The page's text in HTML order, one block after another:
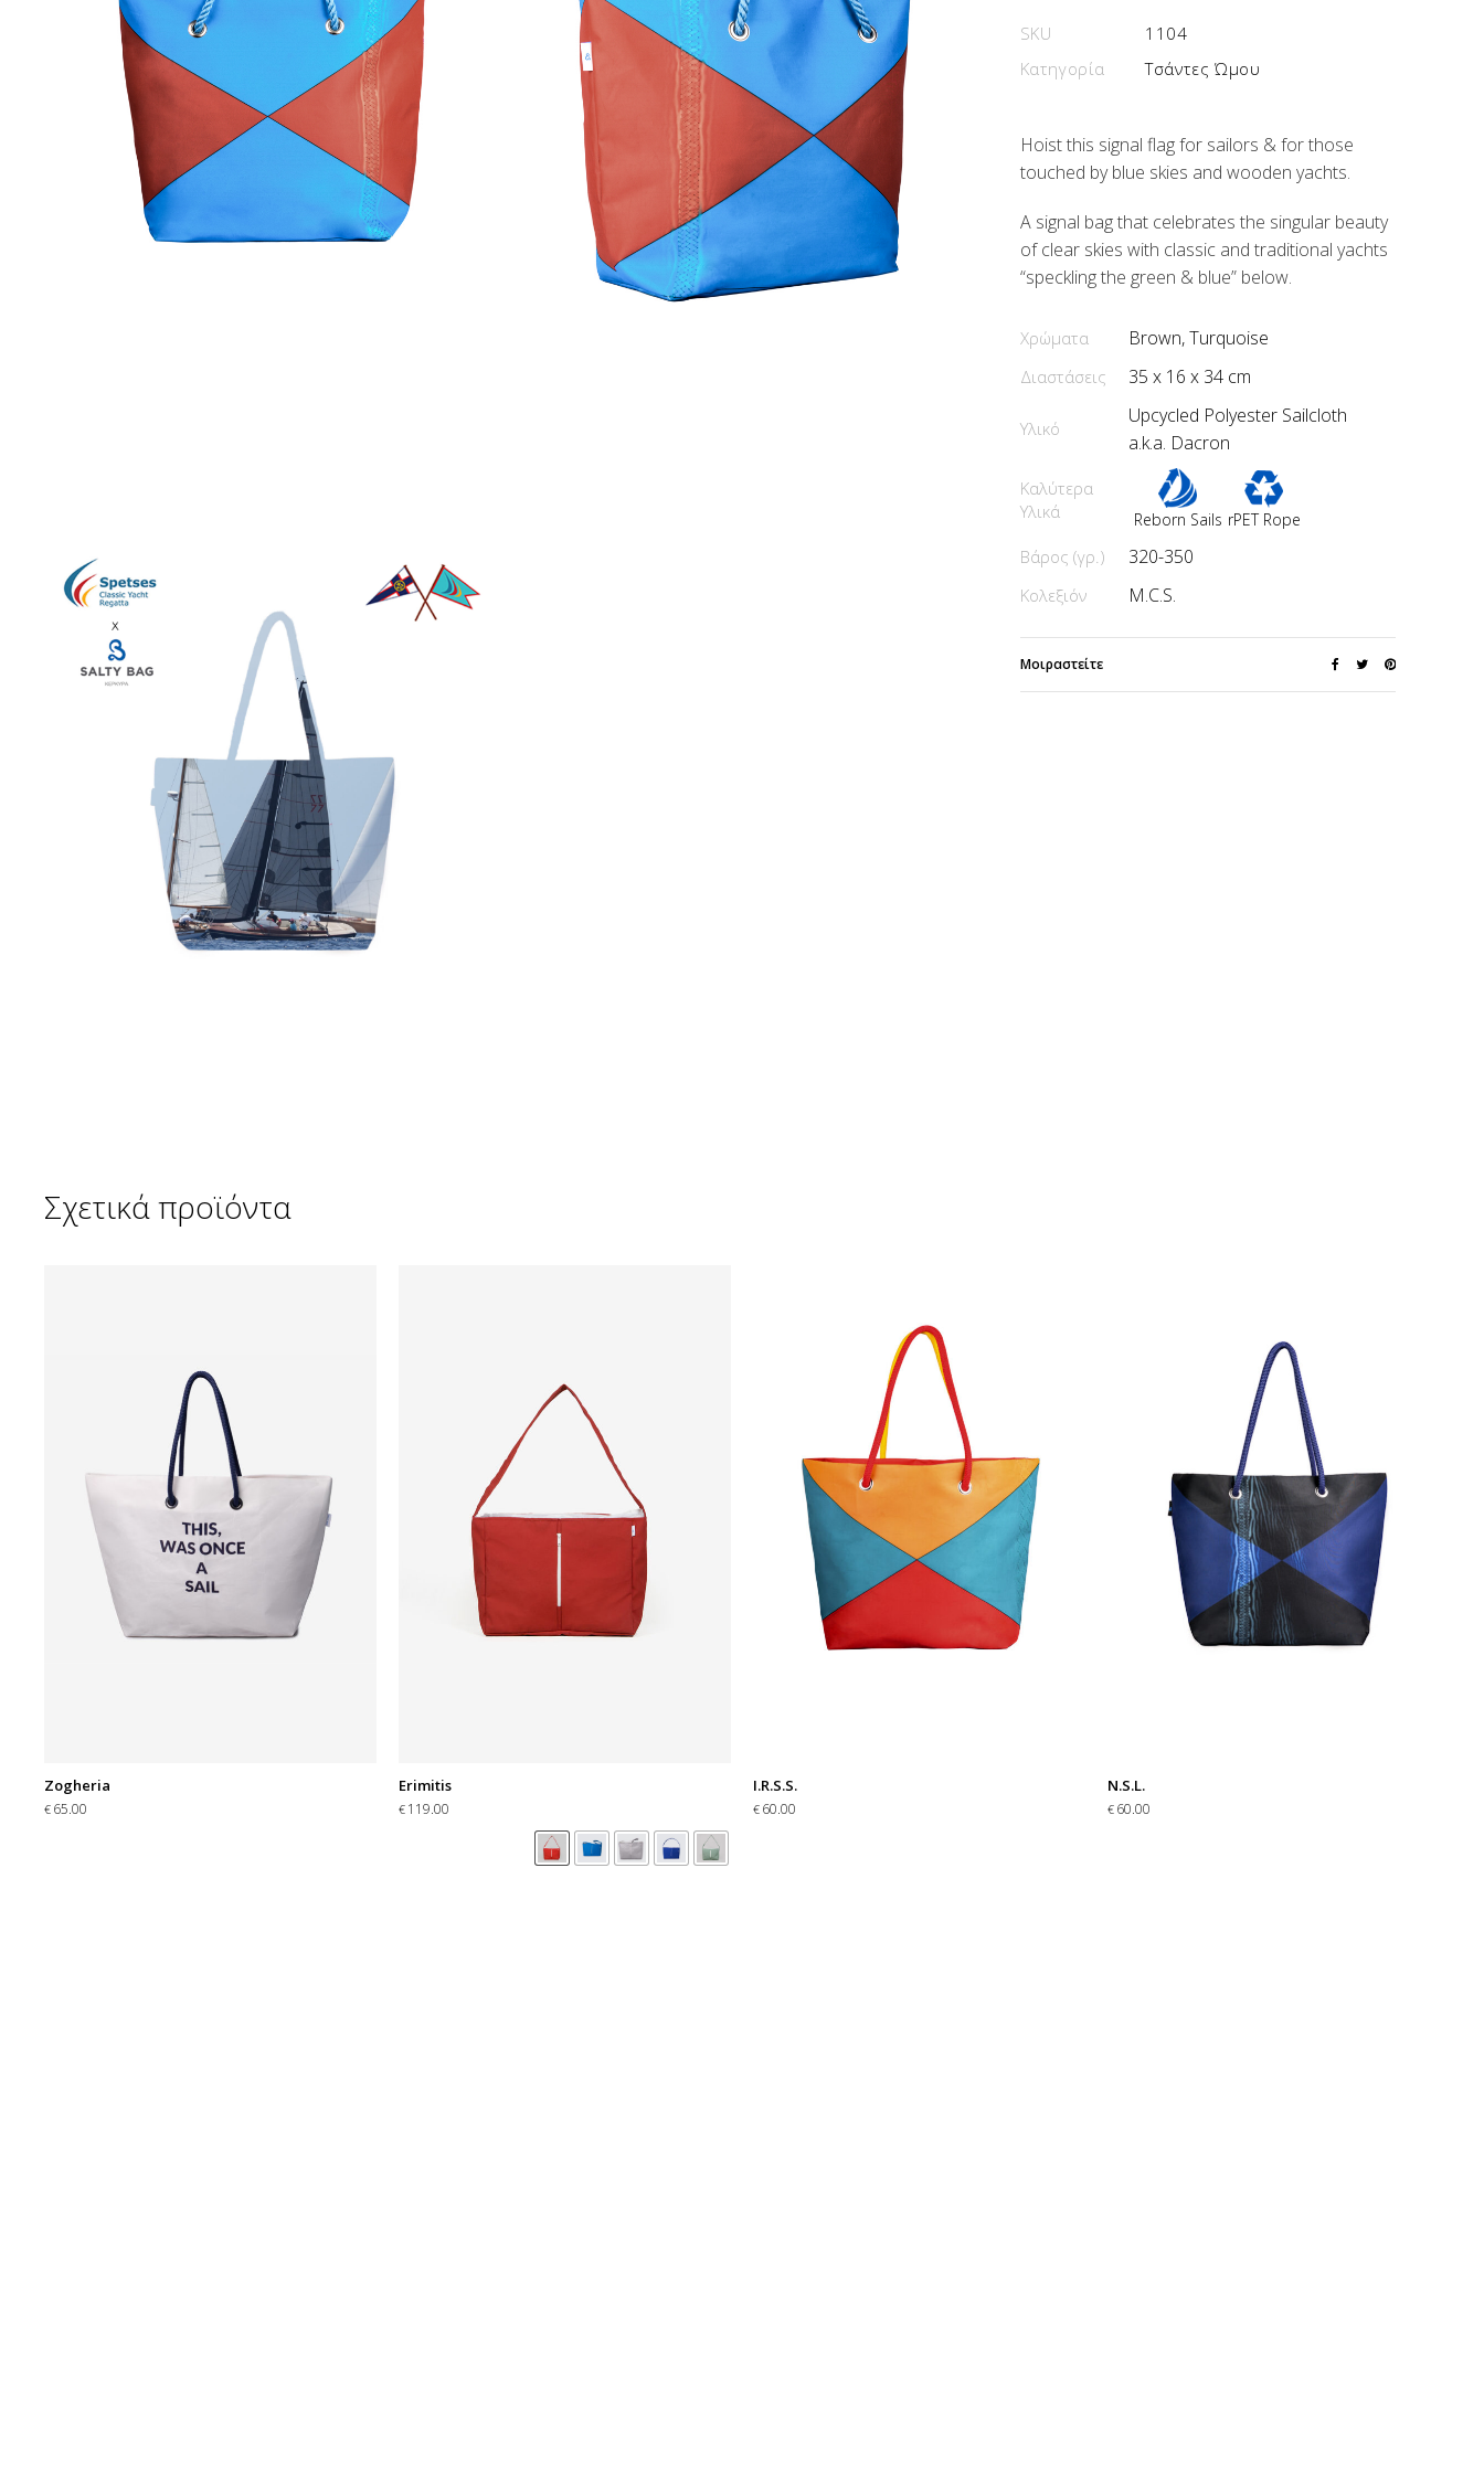
SKU
1104
Κατηγορία
Τσάντες Ώμου
Hoist this signal flag for sailors & for those
touched by blue skies and wooden yachts.
A signal bag that celebrates the singular beauty
of clear skies with classic and traditional yachts
“speckling the green & blue” below.
Χρώματα Brown, Turquoise
Διαστάσεις 35 x 16 x 34 cm
Υλικό
Upcycled Polyester Sailcloth
a.k.a. Dacron
Καλύτερα
Υλικά
Reborn Sails rPET Rope
Βάρος (γρ.) 320-350
Κολεξιόν M.C.S.
Μοιραστείτε
Σχετικά προϊόντα
Zogheria
€ 65.00
Erimitis
€ 119.00
I.R.S.S.
€ 60.00
N.S.L.
€ 60.00